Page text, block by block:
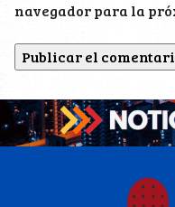
navegador para la